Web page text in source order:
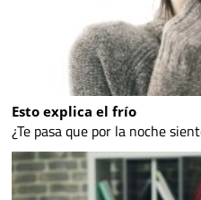
Esto explica el frío
¿Te pasa que por la noche